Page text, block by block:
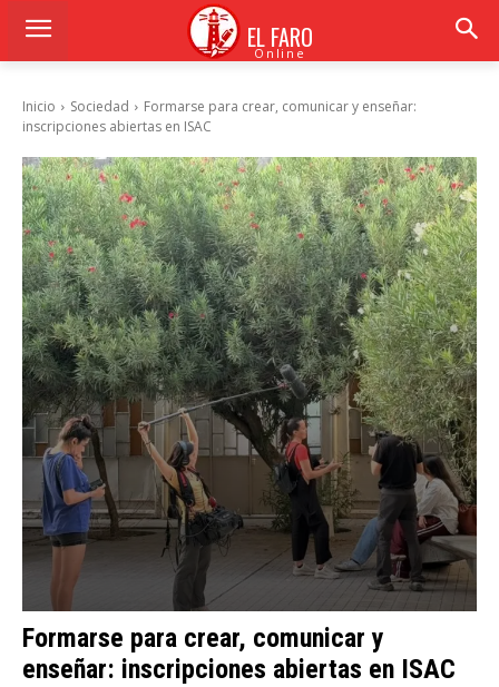
EL FARO
Online
Inicio Sociedad
Formarse para crear, comunicar y enseñar:
inscripciones abiertas en ISAC
Formarse para crear, comunicar y
enseñar: inscripciones abiertas en ISAC